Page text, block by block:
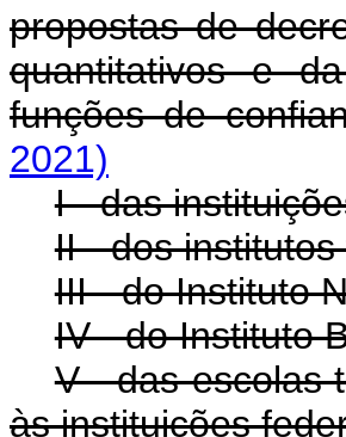
propostas de
quantitativos e
funções de
2021)
I - das
II - dos
III - do Instituto
IV - do Instituto
V - das escolas
às instituições